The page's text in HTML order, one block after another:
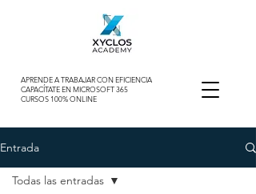
APRENDE A TRABAJAR CON EFICIENCIA
CAPACÍTATE EN MICROSOFT 365
CURSOS 100% ONLINE
Entrada
Todas las entradas